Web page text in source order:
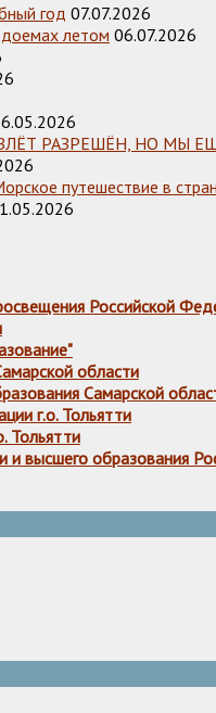
год 07.07.2026
летом 06.07.2026
РАЗРЕШЁН, НО МЫ
путешествие в
Российской
области
Самарской
г.о. Тольятти
Тольятти
и высшего образования